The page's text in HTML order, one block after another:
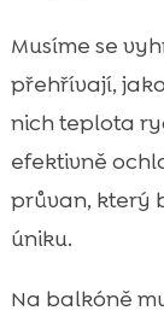
Musíme se
přehřívají,
nich teplota
efektivně
průvan, který
úniku.
Na balkóně